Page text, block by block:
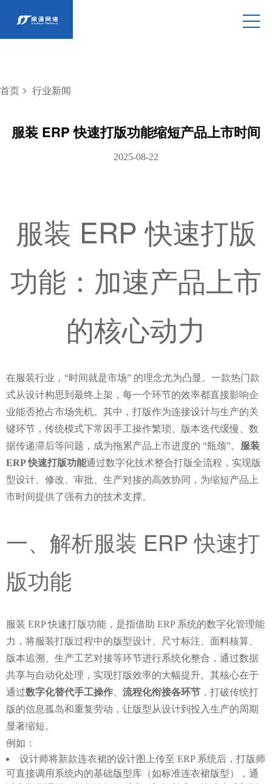
首页 > 行业新闻
服装 ERP 快速打版功能缩短产品上市时间
2025-08-22
服装 ERP 快速打版
功能：加速产品上市
的核心动力
在服装行业，“时间就是市场” 的理念尤为凸显。一款热门款
式从设计构思到最终上架，每一个环节的效率都直接影响企
业能否抢占市场先机。其中，打版作为连接设计与生产的关
键环节，传统模式下常因手工操作繁琐、版本迭代缓慢、数
据传递滞后等问题，成为拖累产品上市进度的 “瓶颈”。
服装
ERP 快速打版功能通过数字化技术整合打版全流程，实现版
型设计、修改、审批、生产对接的高效协同，为缩短产品上
市时间提供了强有力的技术支撑。
一、解析服装 ERP 快速打
版功能
服装 ERP 快速打版功能，是指借助 ERP 系统的数字化管理能
力，将服装打版过程中的版型设计、尺寸标注、面料核算、
版本追溯、生产工艺对接等环节进行系统化整合，通过数据
共享与自动化处理，实现打版效率的大幅提升。其核心在于
通过数字化替代手工操作 流程化衔接各环节 ，打破传统打
版的信息孤岛和重复劳动，让版型从设计到投入生产的周期
显著缩短。
例如：
设计师将新款连衣裙的设计图上传至 ERP 系统后，打版师
可直接调用系统内的基础版型库（如标准连衣裙版型），通